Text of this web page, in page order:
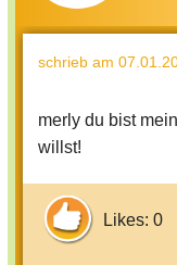
schrieb am
merly du bist
willst!
Likes: 0